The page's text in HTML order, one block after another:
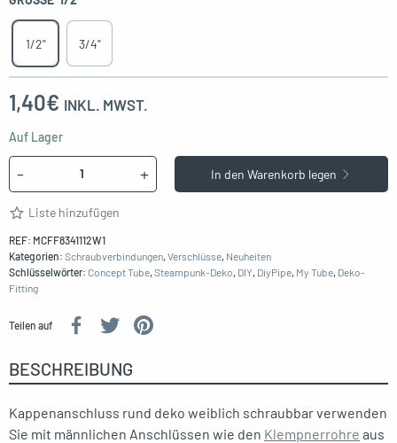
1/2" 3/4"
1,40€ INKL. MWST.
Auf Lager
- + In den Warenkorb legen
Liste hinzufügen
REF: MCFF8341112W1
Kategorien: Schraubverbindungen, Verschlüsse, Neuheiten
Schlüsselwörter: Concept Tube, Steampunk-Deko, DIY, DiyPipe, My Tube, Deko-
Fitting
Teilen auf
BESCHREIBUNG
Kappenanschluss rund deko weiblich schraubbar verwenden
Sie mit männlichen Anschlüssen wie den Klempnerrohre aus